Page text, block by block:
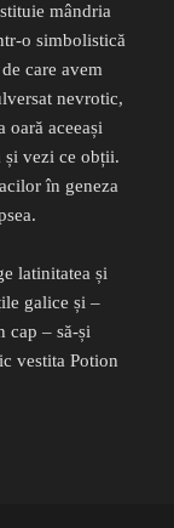
mândria
o simbolistică
care avem
nevrotic,
oară aceeași
și vezi ce obții.
în geneza
latinitatea și
galice și –
cap – să-și
vestita Potion